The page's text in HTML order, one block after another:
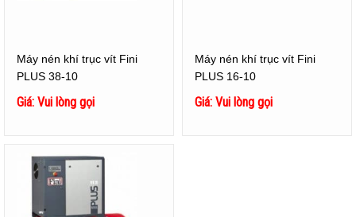
Máy nén khí trục vít Fini
PLUS 38-10
Giá: Vui lòng gọi
Máy nén khí trục vít Fini
PLUS 16-10
Giá: Vui lòng gọi